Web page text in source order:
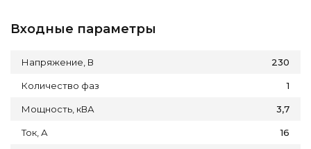
Входные параметры
Напряжение, В 230
Количество фаз 1
Мощность, кВА 3,7
Ток, А 16